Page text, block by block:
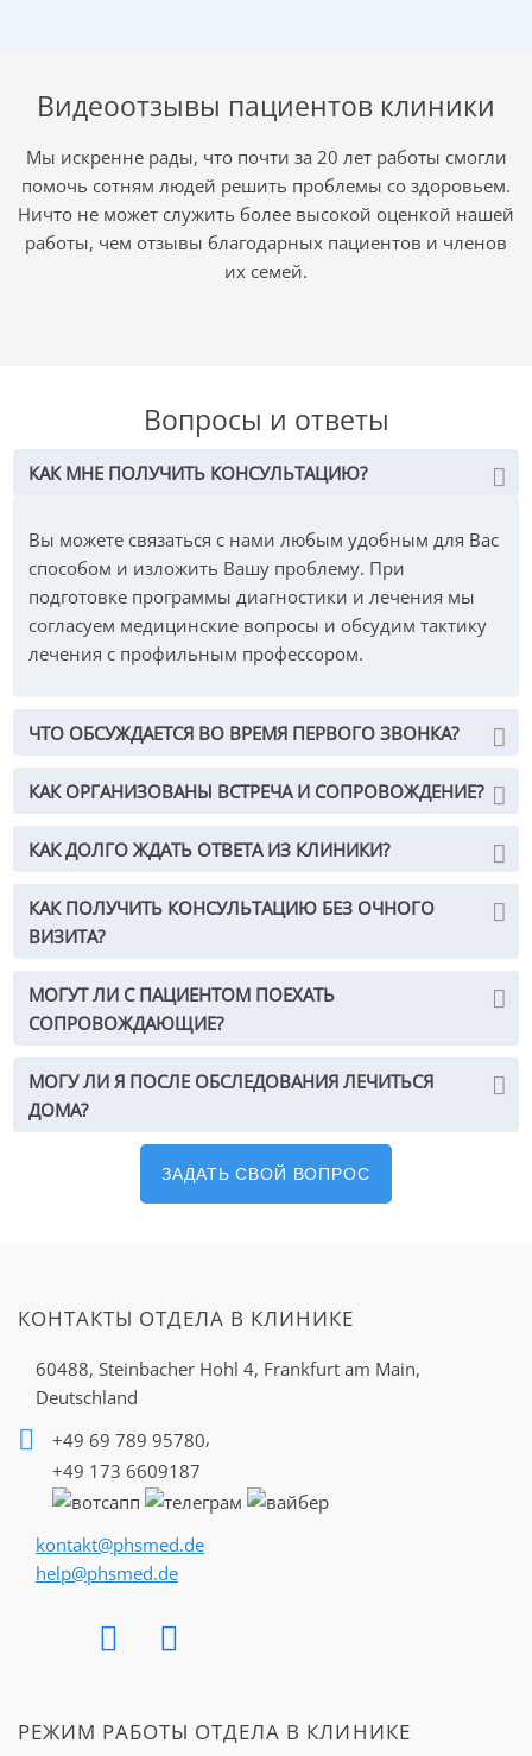
в статье «Диагностика рака прямой кишки». При
кишки показана предоперационная радио- или
радиохимиотерапия, однако при раке верхней
трети прямой кишки предпочтение отдается
первичной резекции опухоли, которая является
центральным элементом куративной терапии.
исследованием, удаление в пределах здоровых
органов, сохранение автономных тазовых нервов.
вмешательства в зависимости от локализации
опухоли: нижняя и средняя треть прямого
кишечника — ТМЕ; верхняя треть — частичное
удаление опухоли (РМЕ).
Радиотерапия
повышая шансы на выздоровление. Целевая
саму опухоль, а также мезоректальную,
лимфооттока. Неоадъювантная радиотерапия, как
первичной опухоли, уменьшает риск локального
рецидива и повышает шансы на выздоровление.
терапия не показана, так как последние
клинические исследования не показали
Дистанционная лучевая
излучения уничтожить
новообразования. При
Подробнее о процедуре
Радиохимиотерапия
химиотерапии следует различать между
химиотерапией в рамках радиохимиотерапии и
лечения. В отличии от неоадъювантной
Видеоотзывы пациентов клиники
Мы искренне рады, что почти за 20 лет работы смогли
помочь сотням людей решить проблемы со здоровьем.
Ничто не может служить более высокой оценкой нашей
работы, чем отзывы благодарных пациентов и членов
их семей.
Вопросы и ответы
КАК МНЕ ПОЛУЧИТЬ КОНСУЛЬТАЦИЮ?
Вы можете связаться с нами любым удобным для Вас
способом и изложить Вашу проблему. При
подготовке программы диагностики и лечения мы
согласуем медицинские вопросы и обсудим тактику
лечения с профильным профессором.
ЧТО ОБСУЖДАЕТСЯ ВО ВРЕМЯ ПЕРВОГО ЗВОНКА?
КАК ОРГАНИЗОВАНЫ ВСТРЕЧА И СОПРОВОЖДЕНИЕ?
КАК ДОЛГО ЖДАТЬ ОТВЕТА ИЗ КЛИНИКИ?
КАК ПОЛУЧИТЬ КОНСУЛЬТАЦИЮ БЕЗ ОЧНОГО
ВИЗИТА?
МОГУТ ЛИ С ПАЦИЕНТОМ ПОЕХАТЬ
СОПРОВОЖДАЮЩИЕ?
МОГУ ЛИ Я ПОСЛЕ ОБСЛЕДОВАНИЯ ЛЕЧИТЬСЯ
ДОМА?
ЗАДАТЬ СВОЙ ВОПРОС
КОНТАКТЫ ОТДЕЛА В КЛИНИКЕ
60488, Steinbacher Hohl 4, Frankfurt am Main,
Deutschland
+49 69 789 95780,
+49 173 6609187
kontakt@phsmed.de
help@phsmed.de
РЕЖИМ РАБОТЫ ОТДЕЛА В КЛИНИКЕ